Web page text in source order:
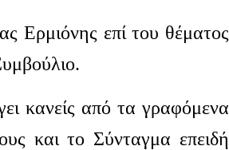
Ερμιόνης επί του θέματος
κανείς από τα γραφόμενα
και το Σύνταγμα επειδή